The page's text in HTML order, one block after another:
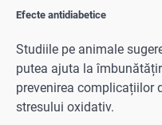
Efecte antidiabetice
Studiile pe animale
putea ajuta la
prevenirea complicațiilor
stresului oxidativ.